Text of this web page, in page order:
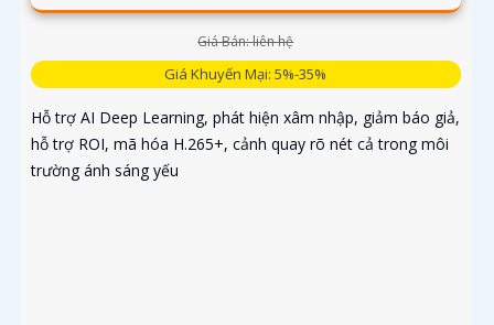
Giá Bán: liên hệ
Giá Khuyến Mại: 5%-35%
Hỗ trợ AI Deep Learning, phát hiện xâm nhập, giảm báo giả,
hỗ trợ ROI, mã hóa H.265+, cảnh quay rõ nét cả trong môi
trường ánh sáng yếu